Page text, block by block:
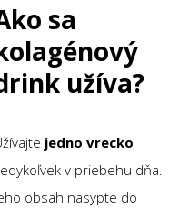
sa
užíva?
jedno vrecko
v priebehu dňa.
obsah nasypte do